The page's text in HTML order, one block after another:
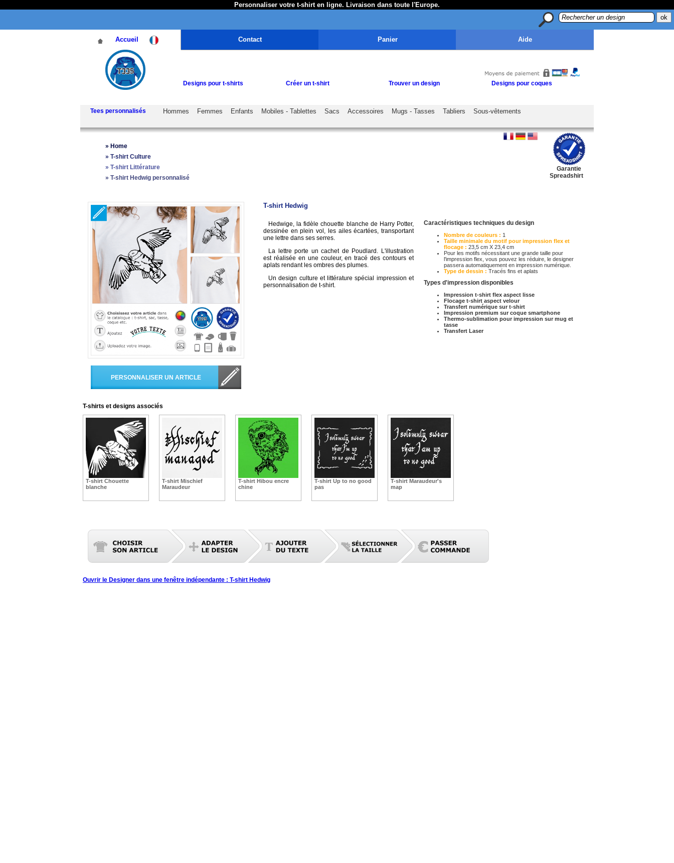
Personnaliser votre t-shirt en ligne. Livraison dans toute l'Europe.
Accueil Contact Panier Aide
Designs pour t-shirts Créer un t-shirt Trouver un design Designs pour coques
Tees personnalisés Hommes Femmes Enfants Mobiles - Tablettes Sacs Accessoires Mugs - Tasses Tabliers Sous-vêtements
Garantie
Spreadshirt
» Home
» T-shirt Culture
» T-shirt Littérature
» T-shirt Hedwig personnalisé
T-shirt Hedwig
Hedwige, la fidèle chouette blanche de Harry Potter,
dessinée en plein vol, les ailes écartées, transportant
une lettre dans ses serres.
La lettre porte un cachet de Poudlard. L'illustration
est réalisée en une couleur, en tracé des contours et
aplats rendant les ombres des plumes.
Un design culture et littérature spécial impression et
personnalisation de t-shirt.
Caractéristiques techniques du design
Nombre de couleurs : 1
Taille minimale du motif pour impression flex et
flocage : 23,5 cm X 23,4 cm
Pour les motifs nécessitant une grande taille pour
l'impression flex, vous pouvez les réduire, le designer
passera automatiquement en impression numérique.
Type de dessin : Tracés fins et aplats
Types d'impression disponibles
Impression t-shirt flex aspect lisse
Flocage t-shirt aspect velour
Transfert numérique sur t-shirt
Impression premium sur coque smartphone
Thermo-sublimation pour impression sur mug et
tasse
Transfert Laser
T-shirts et designs associés
T-shirt Chouette
blanche
T-shirt Mischief
Maraudeur
T-shirt Hibou encre
chine
T-shirt Up to no good
pas
T-shirt Maraudeur's
map
Ouvrir le Designer dans une fenêtre indépendante : T-shirt Hedwig